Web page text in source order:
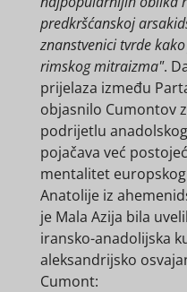
predkršćanskoj
znanstvenici tvrde
rimskog mitraizma".
prijelaza između
objasnilo Cumontov
podrijetlu
pojačava već
mentalitet
Anatolije iz
je Mala Azija bila
iransko-anadolijska
aleksandrijsko
Cumont: